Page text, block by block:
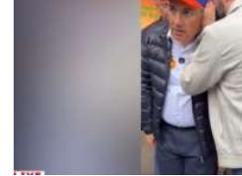
հարվածում է Նարեկ
աջակիցներին, վիրավորում